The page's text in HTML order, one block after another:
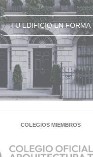
TU EDIFICIO EN FORMA
COLEGIOS MIEMBROS